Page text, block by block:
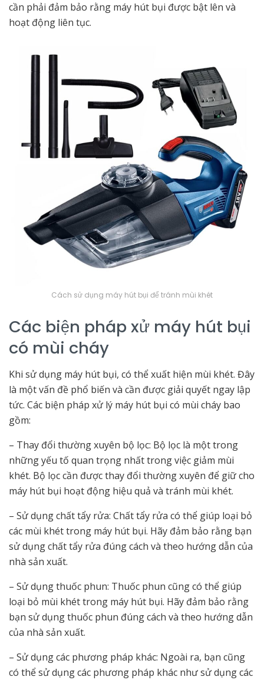
cần phải đảm bảo rằng máy hút bụi được bật lên và
hoạt động liên tục.
Cách sử dụng máy hút bụi để tránh mùi khét
Các biện pháp xử máy hút bụi
có mùi cháy
Khi sử dụng máy hút bụi, có thể xuất hiện mùi khét. Đây
là một vấn đề phổ biến và cần được giải quyết ngay lập
tức. Các biện pháp xử lý máy hút bụi có mùi cháy bao
gồm:
– Thay đổi thường xuyên bộ lọc: Bộ lọc là một trong
những yếu tố quan trọng nhất trong việc giảm mùi
khét. Bộ lọc cần được thay đổi thường xuyên để giữ cho
máy hút bụi hoạt động hiệu quả và tránh mùi khét.
– Sử dụng chất tẩy rửa: Chất tẩy rửa có thể giúp loại bỏ
các mùi khét trong máy hút bụi. Hãy đảm bảo rằng bạn
sử dụng chất tẩy rửa đúng cách và theo hướng dẫn của
nhà sản xuất.
– Sử dụng thuốc phun: Thuốc phun cũng có thể giúp
loại bỏ mùi khét trong máy hút bụi. Hãy đảm bảo rằng
bạn sử dụng thuốc phun đúng cách và theo hướng dẫn
của nhà sản xuất.
– Sử dụng các phương pháp khác: Ngoài ra, bạn cũng
có thể sử dụng các phương pháp khác như sử dụng các